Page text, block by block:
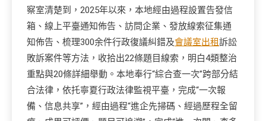
察室清楚到，2025年以來，本地經由過程設置告發信
箱、線上平臺通知佈告、訪問企業、發放線索征集通
知佈告、梳理300余件行政復議糾錯及會議室出租訴訟
敗訴案件等方法，收拾出22條題目線索，明白4類整治
重點與20條詳細舉動。本地奉行“綜合查一次”跨部分結
合法律，依托寧夏行政法律監視平臺，完成“一次報
備、信息共享”，經由過程“進企先掃碼、經過歷程全留